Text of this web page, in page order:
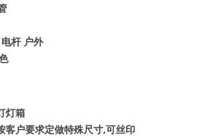
杆 户外
灯箱
户要求定做特殊尺寸,可丝印